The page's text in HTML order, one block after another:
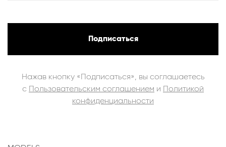
Подписаться
Нажав кнопку «Подписаться», вы соглашаетесь
с Пользовательским соглашением и Политикой
конфиденциальности